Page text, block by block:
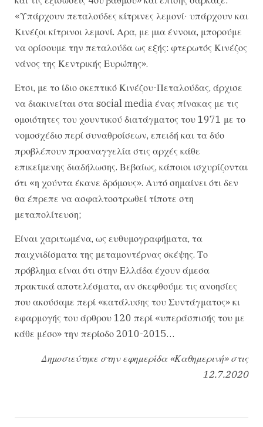
«Υπάρχουν πεταλούδες κίτρινες λεμονί· υπάρχουν και
Κινέζοι κίτρινοι λεμονί. Αρα, με μια έννοια, μπορούμε
να ορίσουμε την πεταλούδα ως εξής: φτερωτός Κινέζος
νάνος της Κεντρικής Ευρώπης».
Ετσι, με το ίδιο σκεπτικό Κινέζου-Πεταλούδας, άρχισε
να διακινείται στα social media ένας πίνακας με τις
ομοιότητες του χουντικού διατάγματος του 1971 με το
νομοσχέδιο περί συναθροίσεων, επειδή και τα δύο
προβλέπουν προαναγγελία στις αρχές κάθε
επικείμενης διαδήλωσης. Βεβαίως, κάποιοι ισχυρίζονται
ότι «η χούντα έκανε δρόμους». Αυτό σημαίνει ότι δεν
θα έπρεπε να ασφαλτοστρωθεί τίποτε στη
μεταπολίτευση;
Είναι χαριτωμένα, ως ευθυμογραφήματα, τα
παιχνιδίσματα της μεταμοντέρνας σκέψης. Το
πρόβλημα είναι ότι στην Ελλάδα έχουν άμεσα
πρακτικά αποτελέσματα, αν σκεφθούμε τις ανοησίες
που ακούσαμε περί «κατάλυσης του Συντάγματος» κι
εφαρμογής του άρθρου 120 περί «υπεράσπισής του με
κάθε μέσο» την περίοδο 2010-2015…
Δημοσιεύτηκε στην εφημερίδα «Καθημερινή» στις
12.7.2020